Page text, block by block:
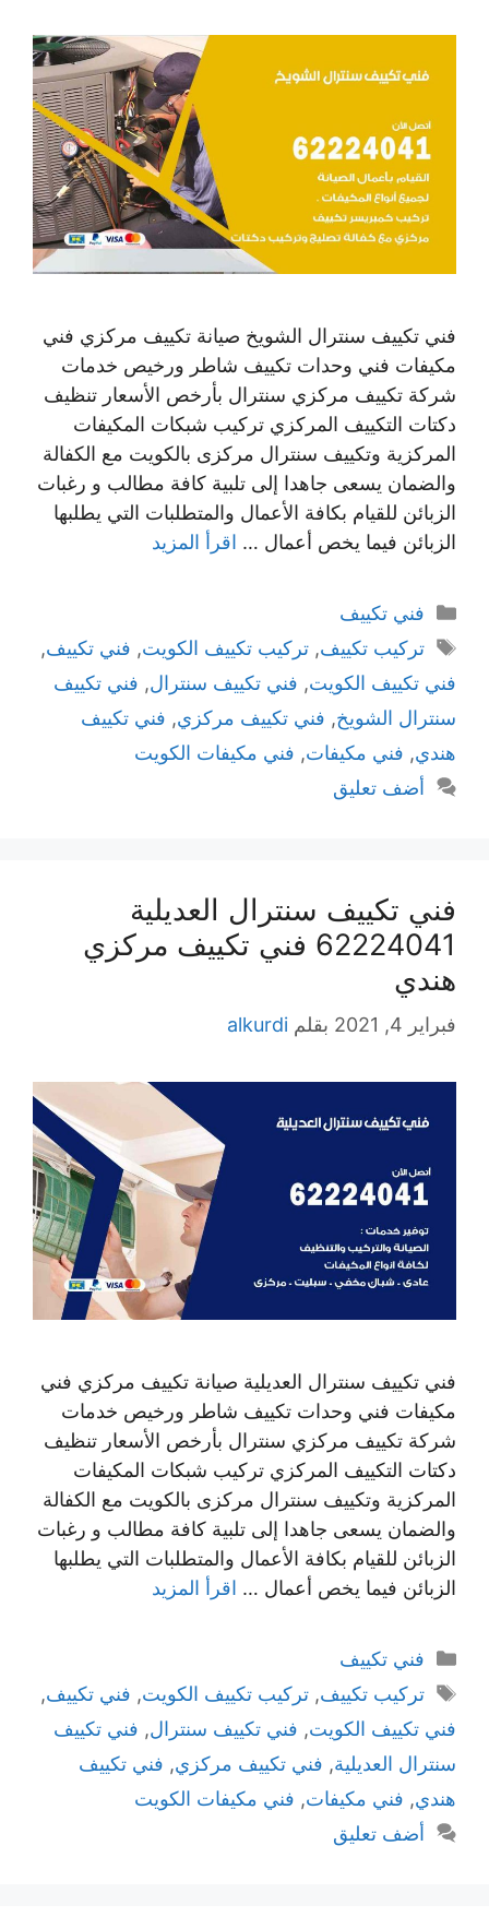
فني تكييف سنترال الشويخ صيانة تكييف مركزي فني
مكيفات فني وحدات تكييف شاطر ورخيص خدمات
شركة تكييف مركزي سنترال بأرخص الأسعار تنظيف
دكتات التكييف المركزي تركيب شبكات المكيفات
المركزية وتكييف سنترال مركزى بالكويت مع الكفالة
والضمان يسعى جاهدا إلى تلبية كافة مطالب و رغبات
الزبائن للقيام بكافة الأعمال والمتطلبات التي يطلبها
الزبائن فيما يخص أعمال … اقرأ المزيد
التصنيفات
فني تكييف
الوسوم
تركيب تكييف, تركيب تكييف الكويت, فني تكييف,
فني تكييف الكويت, فني تكييف سنترال, فني تكييف
سنترال الشويخ, فني تكييف مركزي, فني تكييف
هندي, فني مكيفات, فني مكيفات الكويت
أضف تعليق
فني تكييف سنترال العديلية
62224041 فني تكييف مركزي
هندي
فبراير 4, 2021 بقلم alkurdi
فني تكييف سنترال العديلية صيانة تكييف مركزي فني
مكيفات فني وحدات تكييف شاطر ورخيص خدمات
شركة تكييف مركزي سنترال بأرخص الأسعار تنظيف
دكتات التكييف المركزي تركيب شبكات المكيفات
المركزية وتكييف سنترال مركزى بالكويت مع الكفالة
والضمان يسعى جاهدا إلى تلبية كافة مطالب و رغبات
الزبائن للقيام بكافة الأعمال والمتطلبات التي يطلبها
الزبائن فيما يخص أعمال … اقرأ المزيد
التصنيفات
فني تكييف
الوسوم
تركيب تكييف, تركيب تكييف الكويت, فني تكييف,
فني تكييف الكويت, فني تكييف سنترال, فني تكييف
سنترال العديلية, فني تكييف مركزي, فني تكييف
هندي, فني مكيفات, فني مكيفات الكويت
أضف تعليق